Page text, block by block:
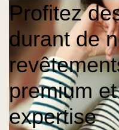
Profitez
durant de
premium
expertise